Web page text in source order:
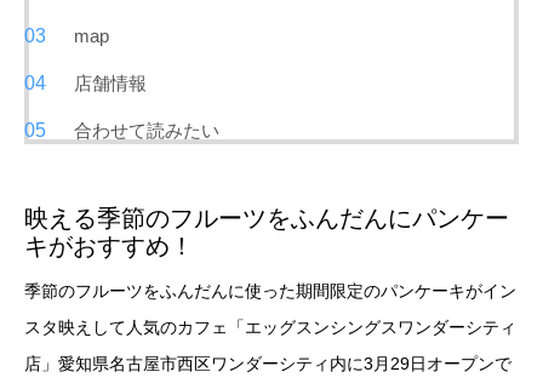
map
店舗情報
合わせて読みたい
映える季節のフルーツをふんだんにパンケー
キがおすすめ！
季節のフルーツをふんだんに使った期間限定のパンケーキがイン
スタ映えして人気のカフェ「エッグスンシングスワンダーシティ
店」愛知県名古屋市西区ワンダーシティ内に3月29日オープンで